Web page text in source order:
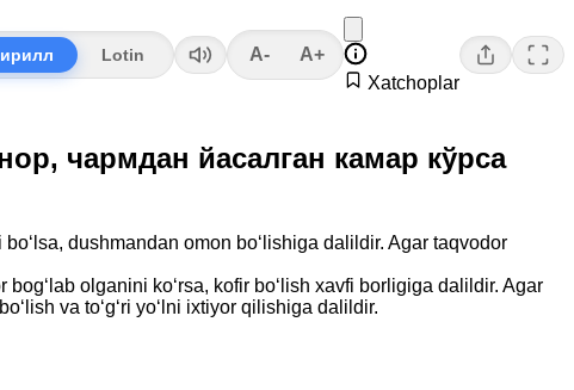
Lotin A-
A+
Xatchoplar
чармдан йасалган камар кўрса
dushmandan omon bo‘lishiga dalildir. Agar taqvodor
olganini ko‘rsa, kofir bo‘lish xavfi borligiga dalildir. Agar
va to‘g‘ri yo‘lni ixtiyor qilishiga dalildir.